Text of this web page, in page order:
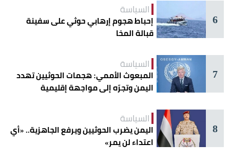
6
السياسة
إحباط هجوم إرهابي حوثي على سفينة
قبالة المخا
7
السياسة
المبعوث الأممي: هجمات الحوثيين تهدد
اليمن وتجرّه إلى مواجهة إقليمية
8
السياسة
اليمن يضرب الحوثيين ويرفع الجاهزية.. «أي
اعتداء لن يمر»